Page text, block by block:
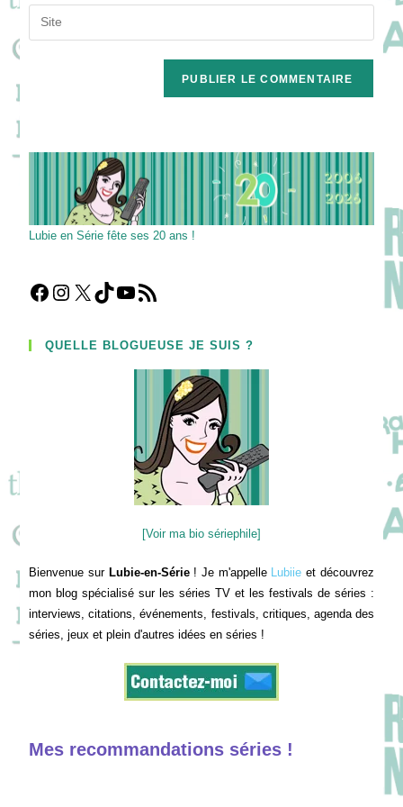
comment
email
address
Saisir
l’URL
Lubie en Série fête ses 20 ans !
Facebook
Instagram
X TikTokYouTube
Flux RSS
QUELLE BLOGUEUSE JE SUIS ?
[Voir ma bio sériephile]
Bienvenue sur Lubie-en-Série! Je m'appelle Lubiie et découvrez
mon blog spécialisé sur les séries TV et les festivals de séries :
interviews, citations, événements, festivals, critiques, agenda des
séries, jeux et plein d'autres idées en séries !
Mes recommandations séries !